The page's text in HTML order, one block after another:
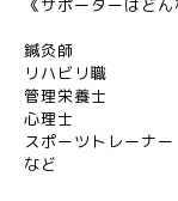
《サポーターはどん
鍼灸師
リハビリ職
管理栄養士
心理士
スポーツトレーナー
など